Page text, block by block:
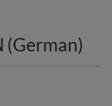
(German)